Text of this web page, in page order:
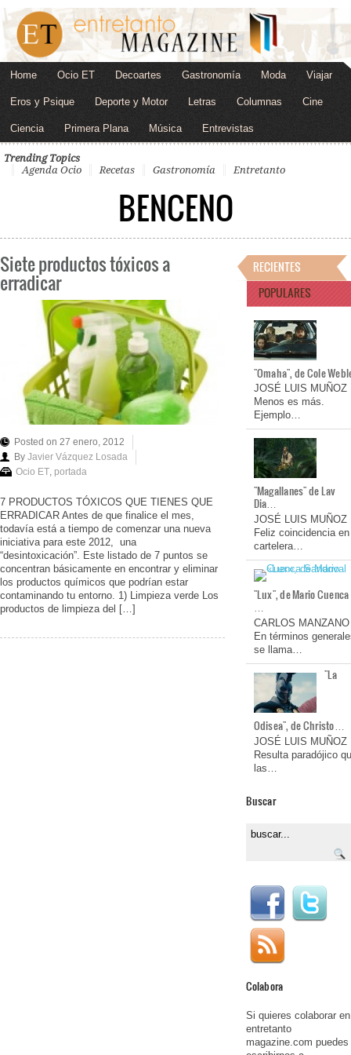
Home Ocio ET Decoartes Gastronomía Moda Viajar
Eros y Psique Deporte y Motor Letras Columnas Cine
Ciencia Primera Plana Música Entrevistas
Trending Topics
Agenda Ocio
Recetas Gastronomía Entretanto
BENCENO
Siete productos tóxicos a
erradicar
Posted on 27 enero, 2012
By Javier Vázquez Losada
Ocio ET, portada
7 PRODUCTOS TÓXICOS QUE TIENES QUE
ERRADICAR Antes de que finalice el mes,
todavía está a tiempo de comenzar una nueva
iniciativa para este 2012, una
“desintoxicación”. Este listado de 7 puntos se
concentran básicamente en encontrar y eliminar
los productos químicos que podrían estar
contaminando tu entorno. 1) Limpieza verde Los
productos de limpieza del […]
RECIENTES
POPULARES
"Omaha", de Cole
JOSÉ LUIS MUÑOZ
Menos es más.
Ejemplo…
"Magallanes" de Lav
Dia…
JOSÉ LUIS MUÑOZ
Feliz coincidencia en
cartelera…
"Lux", de Mario Cuenca
…
CARLOS MANZANO
En términos
se llama…
"La
Odisea", de Christo…
JOSÉ LUIS MUÑOZ
Resulta paradójico
las…
Buscar
Colabora
Si quieres colaborar en
entretanto
magazine.com puedes